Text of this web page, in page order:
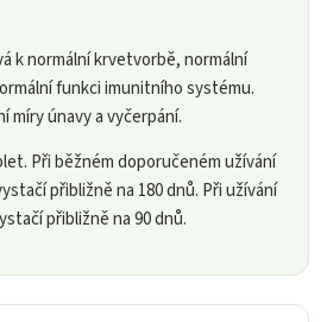
k normální krvetvorbě, normální
funkci imunitního systému.
míry únavy a vyčerpání.
Při běžném doporučeném užívání
přibližně na 180 dnů. Při užívání
přibližně na 90 dnů.